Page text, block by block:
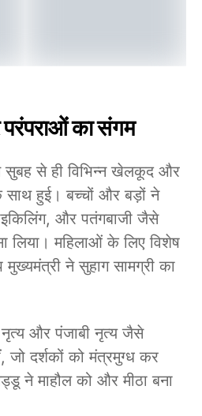
परंपराओंकासंगम
से ही विभिन्न खेलकूद और
साथ हुई। बच्चों और बड़ों ने
और पतंगबाजी जैसे
लिया। महिलाओं के लिए विशेष
ने सुहाग सामग्री का
नृत्य और पंजाबी नृत्य जैसे
जो दर्शकों को मंत्रमुग्ध कर
ने माहौल को और मीठा बना